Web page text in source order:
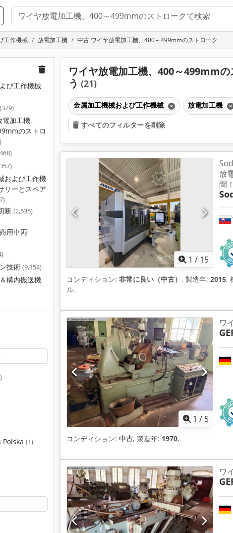
工作機械 放電加工機 中古 ワイヤ放電加工機、400～499mmのストローク
び工作機械
(379)
加工機、
のストロ
および工作機
リーとスペア
断 (2,535)
用車両
技術 (9,154)
構内搬送機
(1)
ワイヤ放電加工機、400～499mm
う (21)
金属加工機械および工作機械 放電加工機
すべてのフィルターを削除
1 / 15
放
間
コンディション: 非常に良い（中古） , 製造年: 2015,
ル,
1 / 5
ワ
コンディション: 中古, 製造年: 1970,
ワ